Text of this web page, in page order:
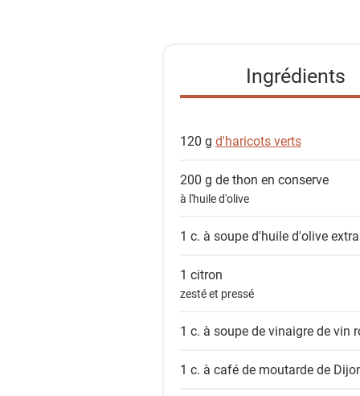
Ingrédients
120 g d'haricots verts
200 g dethon en conserve
à l'huile d'olive
1 c. à souped'huile d'olive
1 citron
zesté et pressé
1 c. à soupe devinaigre de vin
1 c. à café de moutarde de